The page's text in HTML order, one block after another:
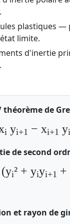
plastiques —
limite.
d'inertie
théorème de
i yi+1 − xi+1 yi
de second
i² + yiyi+1 +
et rayon de